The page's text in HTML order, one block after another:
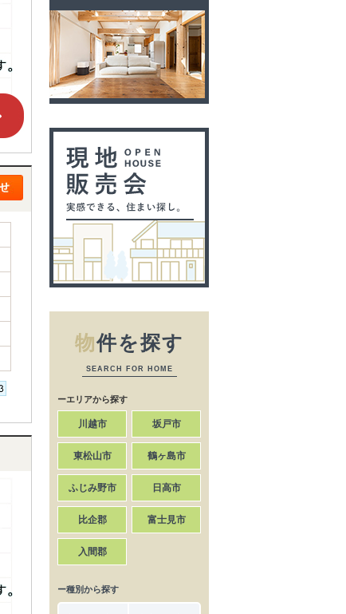
物件を探す
SEARCH FOR HOME
ーエリアから探す
川越市 坂戸市
東松山市 鶴ヶ島市
ふじみ野市 日高市
比企郡 富士見市
入間郡
ー種別から探す